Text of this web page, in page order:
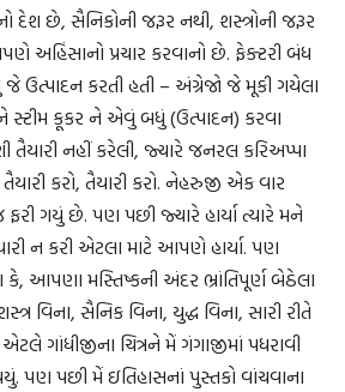
દેશ છે, સૈનિકોની જરૂર નથી, શસ્ત્રોની જરૂર
અહિંસાનો પ્રચાર કરવાનો છે. ફેક્ટરી બંધ
જે ઉત્પાદન કરતી હતી – અંગ્રેજો જે મૂકી ગયેલા
કૂકર ને એવું બધું (ઉત્પાદન) કરવા
નહીં કરેલી, જ્યારે જનરલ કરિઅપ્પા
કરો, તૈયારી કરો. નેહરુજી એક વાર
ગયું છે. પણ પછી જ્યારે હાર્યા ત્યારે મને
ન કરી એટલા માટે આપણે હાર્યા. પણ
કે, આપણા મસ્તિષ્કની અંદર ભ્રાંતિપૂર્ણ બેઠેલા
વિના, સૈનિક વિના, યુદ્ધ વિના, સારી રીતે
ગાંધીજીના ચિત્રને મેં ગંગાજીમાં પધરાવી
પણ પછી મેં ઇતિહાસનાં પુસ્તકો વાંચવાના